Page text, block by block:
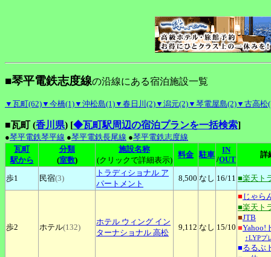
■琴平電鉄志度線の沿線にある宿泊施設一覧
▼瓦町(62)▼今橋(1)▼沖松島(1)▼春日川(2)▼潟元(2)▼琴電屋島(2)▼古高松
■瓦町 (香川県) [◆瓦町駅周辺の宿泊プランを一括検索]
●琴平電鉄琴平線 ●琴平電鉄長尾線 ●琴平電鉄志度線
瓦町
駅から
分類
(室数)
施設名称
(クリックで詳細表示)
料金 駐車
IN
/OUT
詳
歩1 民宿(3)
トラディショナル ア
パートメント
8,500 なし 16/11 ■楽天ト
歩2 ホテル(132)
ホテル ウィング イン
ターナショナル 高松
9,112 なし 15/10
■ じゃら
■楽天ト
■JTB
■Yahoo!
↑LYPプ
■るるぶ